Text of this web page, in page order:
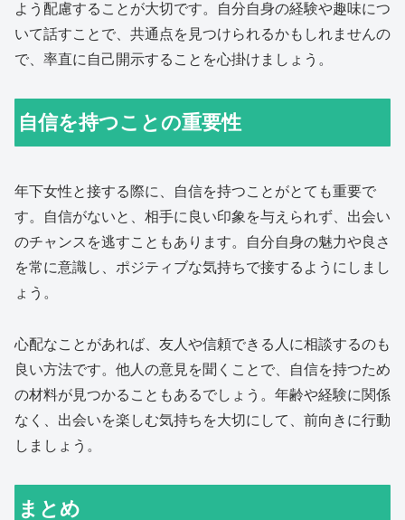
よう配慮することが大切です。自分自身の経験や趣味につ
いて話すことで、共通点を見つけられるかもしれませんの
で、率直に自己開示することを心掛けましょう。
自信を持つことの重要性
年下女性と接する際に、自信を持つことがとても重要で
す。自信がないと、相手に良い印象を与えられず、出会い
のチャンスを逃すこともあります。自分自身の魅力や良さ
を常に意識し、ポジティブな気持ちで接するようにしまし
ょう。
心配なことがあれば、友人や信頼できる人に相談するのも
良い方法です。他人の意見を聞くことで、自信を持つため
の材料が見つかることもあるでしょう。年齢や経験に関係
なく、出会いを楽しむ気持ちを大切にして、前向きに行動
しましょう。
まとめ